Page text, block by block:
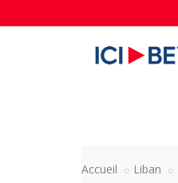
Accueil Liban